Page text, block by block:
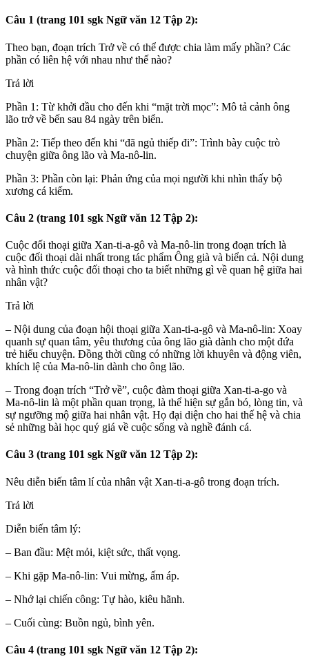
Câu 1 (trang 101 sgk Ngữ văn 12 Tập 2):
Theo bạn, đoạn trích Trở về có thể được chia làm mấy phần? Các
phần có liên hệ với nhau như thế nào?
Trả lời
Phần 1: Từ khởi đầu cho đến khi “mặt trời mọc”: Mô tả cảnh ông
lão trở về bến sau 84 ngày trên biển.
Phần 2: Tiếp theo đến khi “đã ngủ thiếp đi”: Trình bày cuộc trò
chuyện giữa ông lão và Ma-nô-lin.
Phần 3: Phần còn lại: Phản ứng của mọi người khi nhìn thấy bộ
xương cá kiếm.
Câu 2 (trang 101 sgk Ngữ văn 12 Tập 2):
Cuộc đối thoại giữa Xan-ti-a-gô và Ma-nô-lin trong đoạn trích là
cuộc đối thoại dài nhất trong tác phẩm Ông già và biển cả. Nội dung
và hình thức cuộc đối thoại cho ta biết những gì về quan hệ giữa hai
nhân vật?
Trả lời
– Nội dung của đoạn hội thoại giữa Xan-ti-a-gô và Ma-nô-lin: Xoay
quanh sự quan tâm, yêu thương của ông lão già dành cho một đứa
trẻ hiểu chuyện. Đồng thời cũng có những lời khuyên và động viên,
khích lệ của Ma-nô-lin dành cho ông lão.
– Trong đoạn trích “Trở về”, cuộc đàm thoại giữa Xan-ti-a-go và
Ma-nô-lin là một phần quan trọng, là thể hiện sự gắn bó, lòng tin, và
sự ngưỡng mộ giữa hai nhân vật. Họ đại diện cho hai thế hệ và chia
sẻ những bài học quý giá về cuộc sống và nghề đánh cá.
Câu 3 (trang 101 sgk Ngữ văn 12 Tập 2):
Nêu diễn biến tâm lí của nhân vật Xan-ti-a-gô trong đoạn trích.
Trả lời
Diễn biến tâm lý:
– Ban đầu: Mệt mỏi, kiệt sức, thất vọng.
– Khi gặp Ma-nô-lin: Vui mừng, ấm áp.
– Nhớ lại chiến công: Tự hào, kiêu hãnh.
– Cuối cùng: Buồn ngủ, bình yên.
Câu 4 (trang 101 sgk Ngữ văn 12 Tập 2):